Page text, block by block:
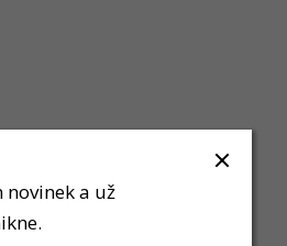
novinek a už